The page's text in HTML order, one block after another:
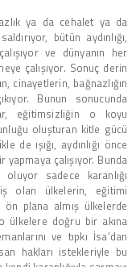
ya da cehalet ya da
bütün aydınlığı,
ve dünyanın her
çalışıyor. Sonuç derin
cinayetlerin, bağnazlığın
Bunun sonucunda
eğitimsizliğin o koyu
oluşturan kitle gücü
de ışığı, aydınlığı önce
yapmaya çalışıyor. Bunda
sadece karanlığı
olan ülkelerin, eğitimi
ön plana almış ülkelerde
ülkelere doğru bir akına
ve tıpkı İsa’dan
hakları istekleriyle bu